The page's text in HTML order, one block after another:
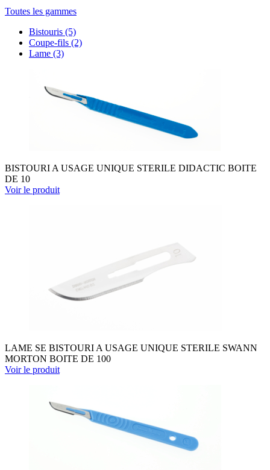
Toutes les gammes
Bistouris (5)
Coupe-fils (2)
Lame (3)
BISTOURI A USAGE UNIQUE STERILE DIDACTIC BOITE
DE 10
Voir le produit
LAME SE BISTOURI A USAGE UNIQUE STERILE SWANN
MORTON BOITE DE 100
Voir le produit